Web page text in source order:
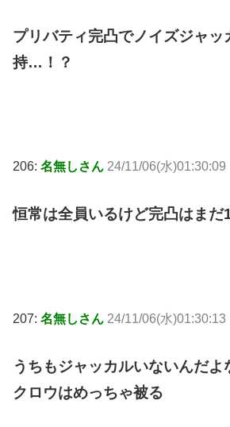
プリバティ完凸でノイズジャッ
持…！？
206: 名無しさん 24/11/06(水)01:30:09
恒常は全員いるけど完凸はま
207: 名無しさん 24/11/06(水)01:30:13
うちもジャッカルいないんだよ
クロウはめっちゃ被る